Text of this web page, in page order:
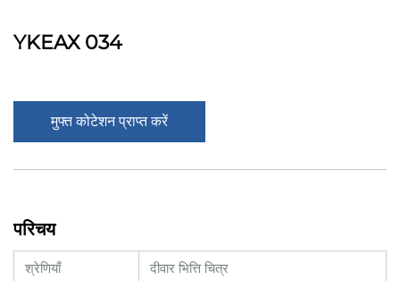
YKEAX 034
मुफ्त कोटेशन प्राप्त करें
परिचय
श्रेणियाँ
दीवार भित्ति चित्र